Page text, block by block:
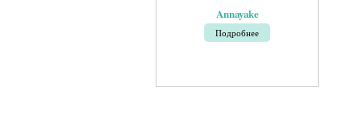
Annayake
Подробнее